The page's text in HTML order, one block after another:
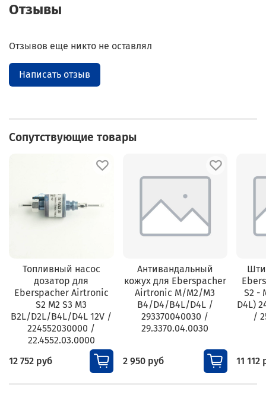
Отзывы
Отзывов еще никто не оставлял
Написать отзыв
Сопутствующие товары
Топливный насос
дозатор для
Eberspacher Airtronic
S2 M2 S3 M3
B2L/D2L/B4L/D4L 12V /
224552030000 /
22.4552.03.0000
12 752 руб
Антивандальный
кожух для Eberspacher
Airtronic M/M2/M3
B4/D4/B4L/D4L /
293370040030 /
29.3370.04.0030
2 950 руб
S2 -
D4L)
/
11 112